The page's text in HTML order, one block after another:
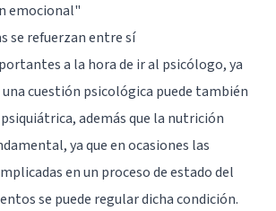
emocional"
se refuerzan entre sí
a la hora de ir al psicólogo, ya
una cuestión psicológica puede también
además que la nutrición
ya que en ocasiones las
en un proceso de estado del
se puede regular dicha condición.